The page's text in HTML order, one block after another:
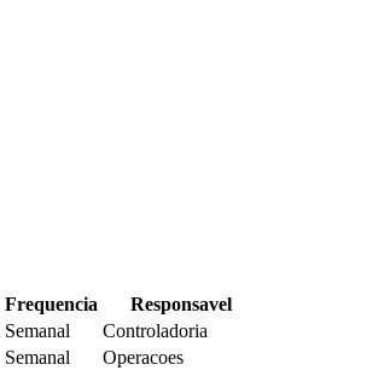
Frequencia
Responsavel
Semanal
Controladoria
Semanal
Operacoes